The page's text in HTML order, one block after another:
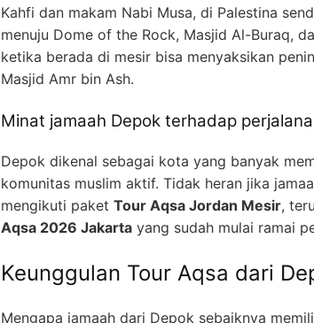
Kahfi dan makam Nabi Musa, di Palestina
menuju Dome of the Rock, Masjid Al-Buraq,
ketika berada di mesir bisa menyaksikan
Masjid Amr bin Ash.
Minat jamaah Depok terhadap
Depok dikenal sebagai kota yang banyak
komunitas muslim aktif. Tidak heran jika
mengikuti paket Tour Aqsa Jordan Mesir,
Aqsa 2026 Jakarta yang sudah mulai ramai
Keunggulan Tour Aqsa dari
Mengapa jamaah dari Depok sebaiknya